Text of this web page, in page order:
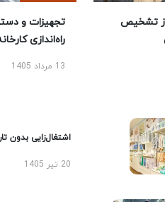
تشخیص
تجهیزات و
راه‌اندازی
13 مرداد 1405
اشتغال‌زایی بدون
20 تیر 1405